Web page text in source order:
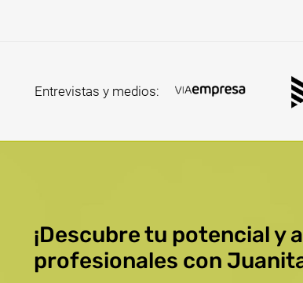
Entrevistas y medios:
¡Descubre tu potencial y
profesionales con